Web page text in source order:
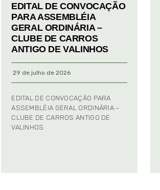
EDITAL DE CONVOCAÇÃO
PARA ASSEMBLÉIA
GERAL ORDINÁRIA –
CLUBE DE CARROS
ANTIGO DE VALINHOS
29 de julho de 2026
EDITAL DE CONVOCAÇÃO PARA
ASSEMBLÉIA GERAL ORDINÁRIA –
CLUBE DE CARROS ANTIGO DE
VALINHOS